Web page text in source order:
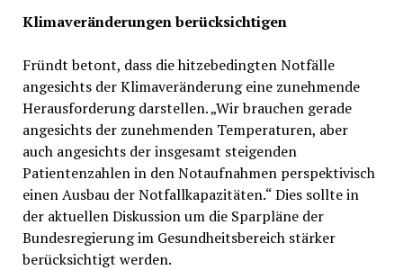
Klimaveränderungen berücksichtigen
Fründt betont, dass die hitzebedingten Notfälle
angesichts der Klimaveränderung eine zunehmende
Herausforderung darstellen. „Wir brauchen gerade
angesichts der zunehmenden Temperaturen, aber
auch angesichts der insgesamt steigenden
Patientenzahlen in den Notaufnahmen perspektivisch
einen Ausbau der Notfallkapazitäten.“ Dies sollte in
der aktuellen Diskussion um die Sparpläne der
Bundesregierung im Gesundheitsbereich stärker
berücksichtigt werden.